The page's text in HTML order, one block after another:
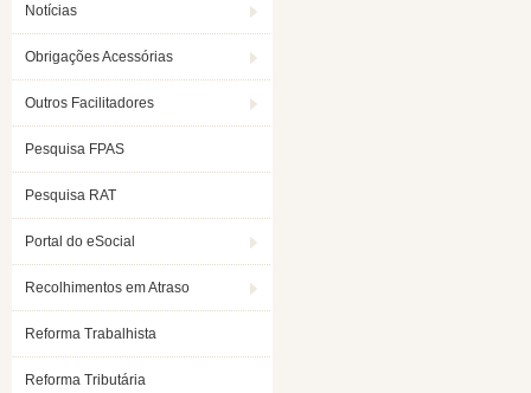
Notícias
Obrigações Acessórias
Outros Facilitadores
Pesquisa FPAS
Pesquisa RAT
Portal do eSocial
Recolhimentos em Atraso
Reforma Trabalhista
Reforma Tributária